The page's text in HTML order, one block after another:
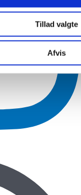
Tillad valgte
Afvis